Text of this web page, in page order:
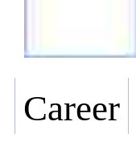
Career